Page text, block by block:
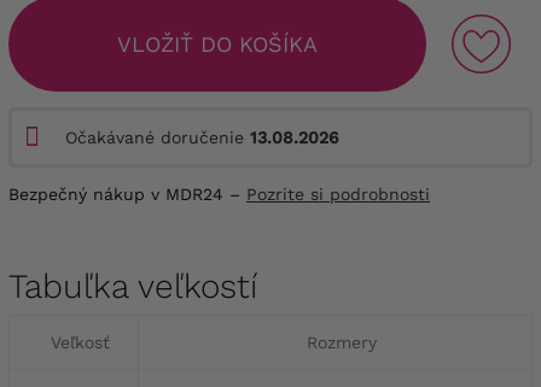
VLOŽIŤ DO KOŠÍKA
Očakávané doručenie 13.08.2026
Bezpečný nákup v MDR24 – Pozrite si podrobnosti
Tabuľka veľkostí
Veľkosť Rozmery